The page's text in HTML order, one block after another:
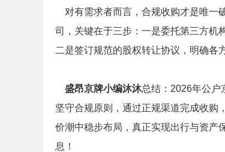
对有需求者而言，合规收购才是唯一
司，关键在于三步：一是委托第三方机
二是签订规范的股权转让协议，明确各
盛昂京牌小编沐沐总结：2026年公户
坚守合规原则，通过正规渠道完成收购
价潮中稳步布局，真正实现出行与资产
息！